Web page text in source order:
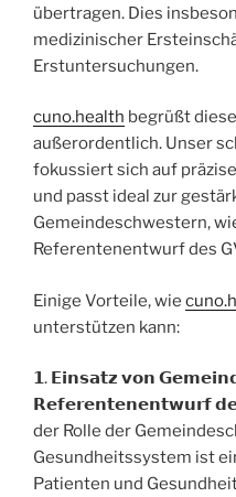
übertragen. Dies
medizinischer
Erstuntersuchungen.
cuno.health begrüßt
außerordentlich. Unser
fokussiert sich auf
und passt ideal zur
Gemeindeschwestern,
Referentenentwurf des
Einige Vorteile, wie
unterstützen kann:
𝟭. 𝗘𝗶𝗻𝘀𝗮𝘁𝘇 𝘃𝗼𝗻
𝗥𝗲𝗳𝗲𝗿𝗲𝗻𝘁𝗲𝗻𝗲𝗻𝘁𝘄𝘂𝗿𝗳
der Rolle der
Gesundheitssystem ist
Patienten und